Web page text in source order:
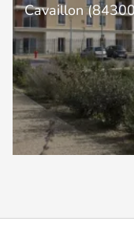
Cavaillon